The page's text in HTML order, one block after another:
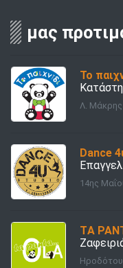
μας
Το
Λ. Μάκρης
Dance
14ης
TΑ